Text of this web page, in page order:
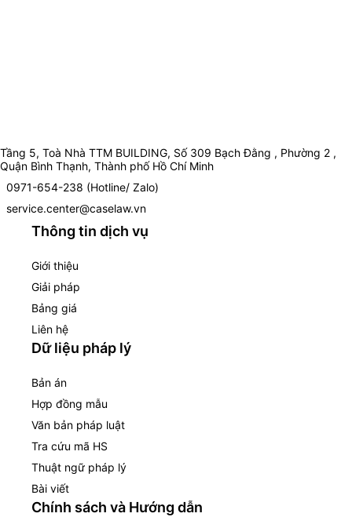
Tầng 5, Toà Nhà TTM BUILDING, Số 309 Bạch Đằng , Phường 2 ,
Quận Bình Thạnh, Thành phố Hồ Chí Minh
0971-654-238 (Hotline/ Zalo)
service.center@caselaw.vn
Thông tin dịch vụ
Giới thiệu
Giải pháp
Bảng giá
Liên hệ
Dữ liệu pháp lý
Bản án
Hợp đồng mẫu
Văn bản pháp luật
Tra cứu mã HS
Thuật ngữ pháp lý
Bài viết
Chính sách và Hướng dẫn